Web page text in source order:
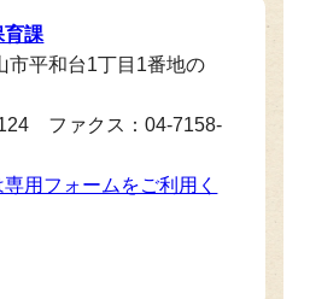
育課
平和台1丁目1番地の
ファクス：04-7158-
用フォームをご利用く